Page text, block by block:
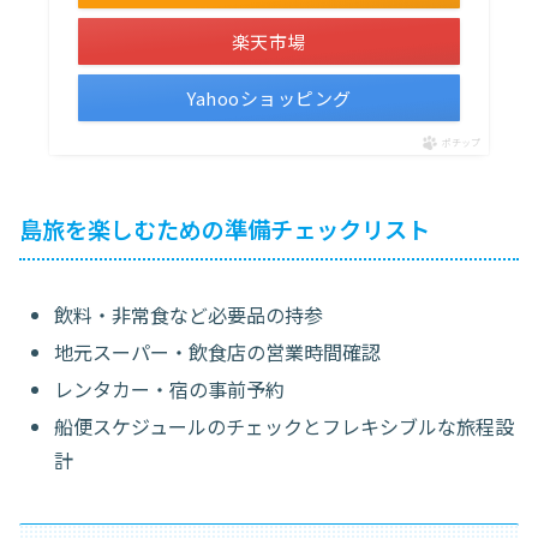
楽天市場
Yahooショッピング
ポチップ
島旅を楽しむための準備チェックリスト
飲料・非常食など必要品の持参
地元スーパー・飲食店の営業時間確認
レンタカー・宿の事前予約
船便スケジュールのチェックとフレキシブルな旅程設
計